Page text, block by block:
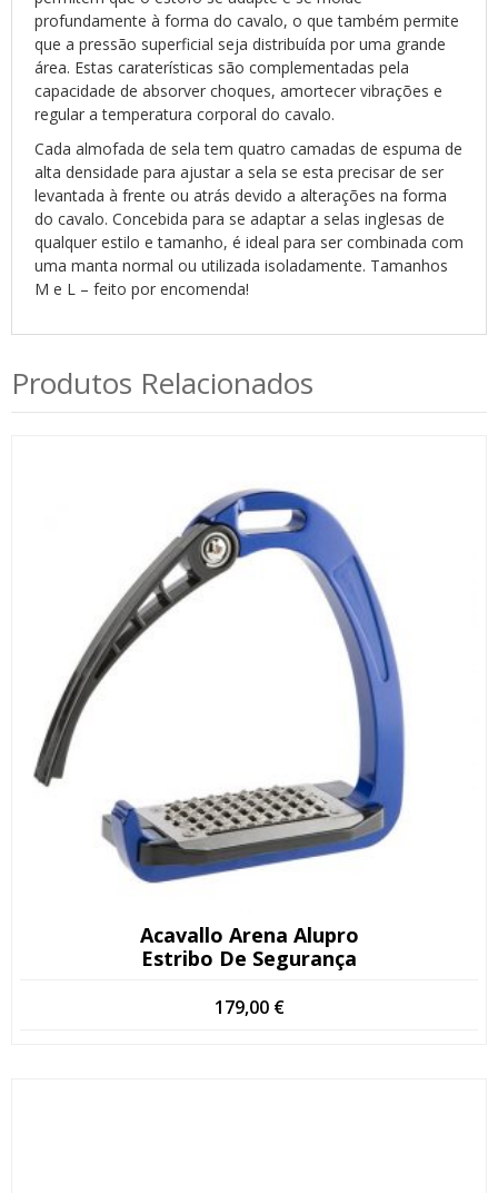
profundamente à forma do cavalo, o que também permite
que a pressão superficial seja distribuída por uma grande
área. Estas caraterísticas são complementadas pela
capacidade de absorver choques, amortecer vibrações e
regular a temperatura corporal do cavalo.
Cada almofada de sela tem quatro camadas de espuma de
alta densidade para ajustar a sela se esta precisar de ser
levantada à frente ou atrás devido a alterações na forma
do cavalo. Concebida para se adaptar a selas inglesas de
qualquer estilo e tamanho, é ideal para ser combinada com
uma manta normal ou utilizada isoladamente. Tamanhos
M e L – feito por encomenda!
Produtos Relacionados
Acavallo Arena Alupro
Estribo De Segurança
179,00 €